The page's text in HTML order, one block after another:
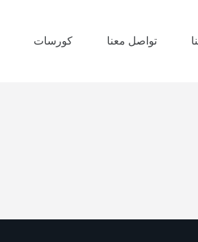
تواصل معنا كورسات